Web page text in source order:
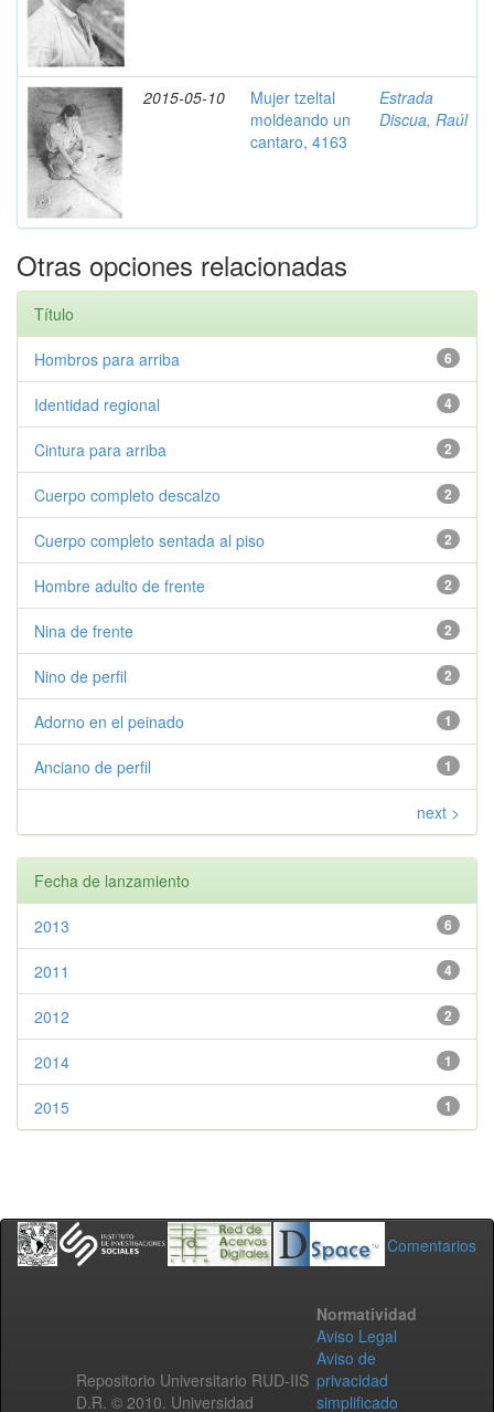
2015-05-10
Mujer tzeltal
moldeando un
cantaro, 4163
Estrada
Discua, Raúl
Otras opciones relacionadas
Título
6
Hombros para arriba
4
Identidad regional
2
Cintura para arriba
2
Cuerpo completo descalzo
2
Cuerpo completo sentada al piso
2
Hombre adulto de frente
2
Nina de frente
2
Nino de perfil
1
Adorno en el peinado
1
Anciano de perfil
next >
Fecha de lanzamiento
6
2013
4
2011
2
2012
1
2014
1
2015
Comentarios
Repositorio Universitario RUD-IIS
D.R. © 2010. Universidad
Normatividad
Aviso Legal
Aviso de
privacidad
simplificado